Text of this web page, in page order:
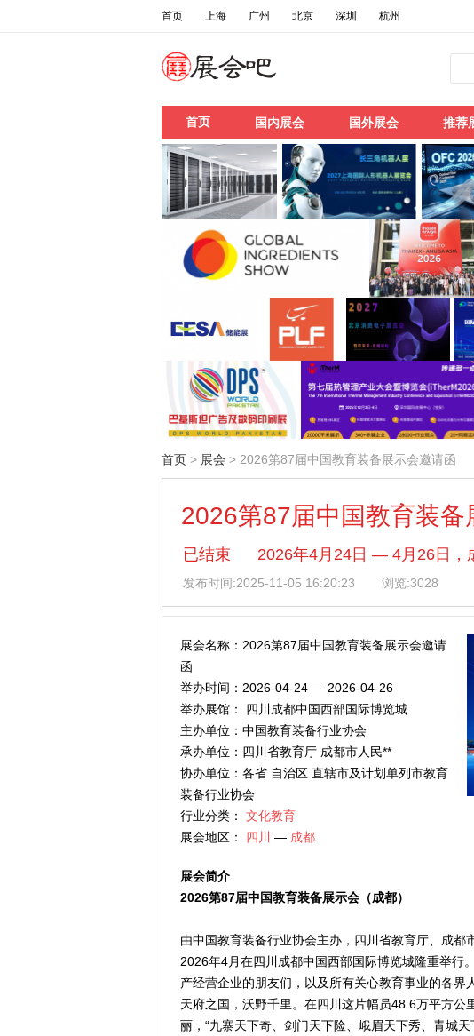
首页 上海 广州 北京 深圳 杭州
首页 国内展会 国外展会 推荐
首页 > 展会 > 2026第87届中国教育装备展示会邀请函
2026第87届中国教育装备
发布时间:2025-11-05 16:20:23 浏览:3028
已结束 2026年4月24日 — 4月26日，
展会名称：2026第87届中国教育装备展示会邀请
函
举办时间：2026-04-24 — 2026-04-26
举办展馆： 四川成都中国西部国际博览城
主办单位：中国教育装备行业协会
承办单位：四川省教育厅 成都市人民**
协办单位：各省 自治区 直辖市及计划单列市教育
装备行业协会
行业分类： 文化教育
展会地区： 四川 — 成都
展会简介
2026第87届中国教育装备展示会（成都）
由中国教育装备行业协会主办，四川省教育厅、成都
2026年4月在四川成都中国西部国际博览城隆重举行
产经营企业的朋友们，以及所有关心教育事业的各界
天府之国，沃野千里。在四川这片幅员48.6万平方
丽，“九寨天下奇、剑门天下险、峨眉天下秀、青城